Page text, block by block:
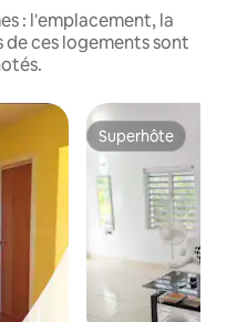
: l'emplacement, la
ces logements sont
Superhôte
Superhôte